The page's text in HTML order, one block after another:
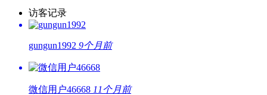
访客记录
gungun1992 9个月前
微信用户46668 11个月前